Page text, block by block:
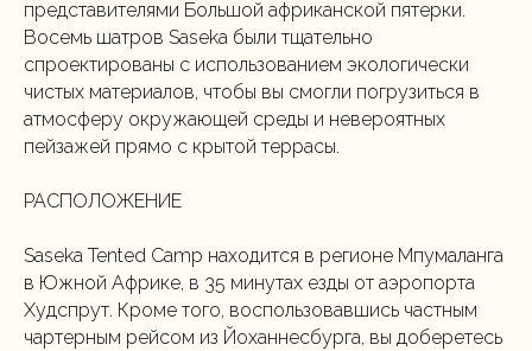
представителями Большой африканской пятерки.
Восемь шатров Saseka были тщательно
спроектированы с использованием экологически
чистых материалов, чтобы вы смогли погрузиться в
атмосферу окружающей среды и невероятных
пейзажей прямо с крытой террасы.
РАСПОЛОЖЕНИЕ
Saseka Tented Camp находится в регионе Мпумаланга
в Южной Африке, в 35 минутах езды от аэропорта
Худспрут. Кроме того, воспользовавшись частным
чартерным рейсом из Йоханнесбурга, вы доберетесь